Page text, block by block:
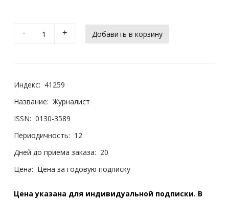
- +
Индекс: 41259
Название: Журналист
ISSN: 0130-3589
Периодичность: 12
Дней до приема заказа: 20
Цена: Цена за годовую подписку
Цена указана для индивидуальной подписки. В